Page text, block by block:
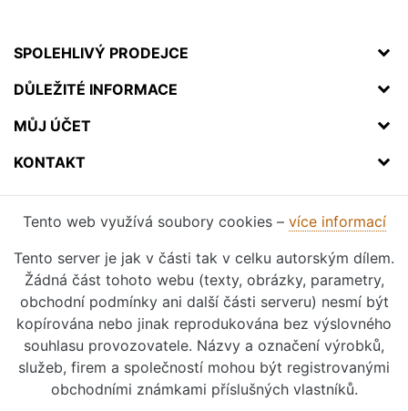
SPOLEHLIVÝ PRODEJCE
DŮLEŽITÉ INFORMACE
MŮJ ÚČET
KONTAKT
Tento web využívá soubory cookies – více informací
Tento server je jak v části tak v celku autorským dílem.
Žádná část tohoto webu (texty, obrázky, parametry,
obchodní podmínky ani další části serveru) nesmí být
kopírována nebo jinak reprodukována bez výslovného
souhlasu provozovatele. Názvy a označení výrobků,
služeb, firem a společností mohou být registrovanými
obchodními známkami příslušných vlastníků.